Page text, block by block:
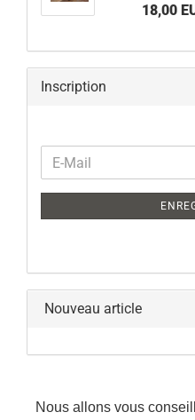
18,00
Inscription
CONTINUER
L
E-
Mail
Nouveau article
Nous allons vous